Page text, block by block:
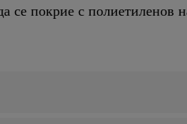
се покрие с полиетиленов